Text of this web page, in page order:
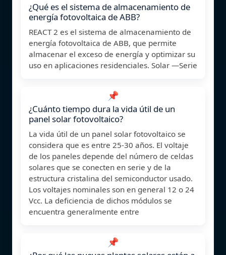
¿Qué es el sistema de almacenamiento de
energía fotovoltaica de ABB?
REACT 2 es el sistema de almacenamiento de
energía fotovoltaica de ABB, que permite
almacenar el exceso de energía y optimizar su
uso en aplicaciones residenciales. Solar —Serie
📌
¿Cuánto tiempo dura la vida útil de un
panel solar fotovoltaico?
La vida útil de un panel solar fotovoltaico se
considera que es entre 25-30 años. El voltaje
de los paneles depende del número de celdas
solares que se conecten en serie y de la
estructura cristalina del semiconductor usado.
Los voltajes nominales son en general 12 o 24
Vcc. La deficiencia de dichos módulos se
encuentra generalmente entre
📌